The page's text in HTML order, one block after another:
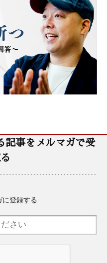
記事をメルマガで受
に登録する